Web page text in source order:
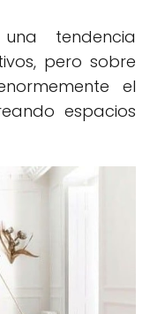
tendencia
pero sobre
el
espacios